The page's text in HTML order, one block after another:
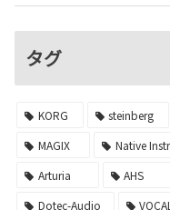
タグ
KORG steinberg
MAGIX
Native
Arturia
AHS
Dotec-Audio